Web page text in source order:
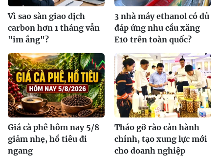
Vì sao sàn giao dịch
carbon hơn 1 tháng vẫn
"im ắng"?
3 nhà máy ethanol có đủ
đáp ứng nhu cầu xăng
E10 trên toàn quốc?
Giá cà phê hôm nay 5/8
giảm nhẹ, hồ tiêu đi
ngang
Tháo gỡ rào cản hành
chính, tạo xung lực mới
cho doanh nghiệp